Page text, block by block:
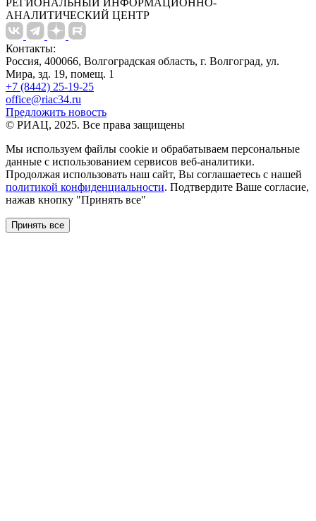
АНАЛИТИЧЕСКИЙ ЦЕНТР
Контакты:
Россия, 400066, Волгоградская область, г. Волгоград, ул.
Мира, зд. 19, помещ. 1
+7 (8442) 25-19-25
office@riac34.ru
Предложить новость
© РИАЦ, 2025. Все права защищены
Мы используем файлы сookie и обрабатываем персональные
данные с использованием сервисов веб-аналитики.
Продолжая использовать наш сайт, Вы соглашаетесь с нашей
политикой конфиденциальности. Подтвердите Ваше согласие,
нажав кнопку "Принять все"
Принять все